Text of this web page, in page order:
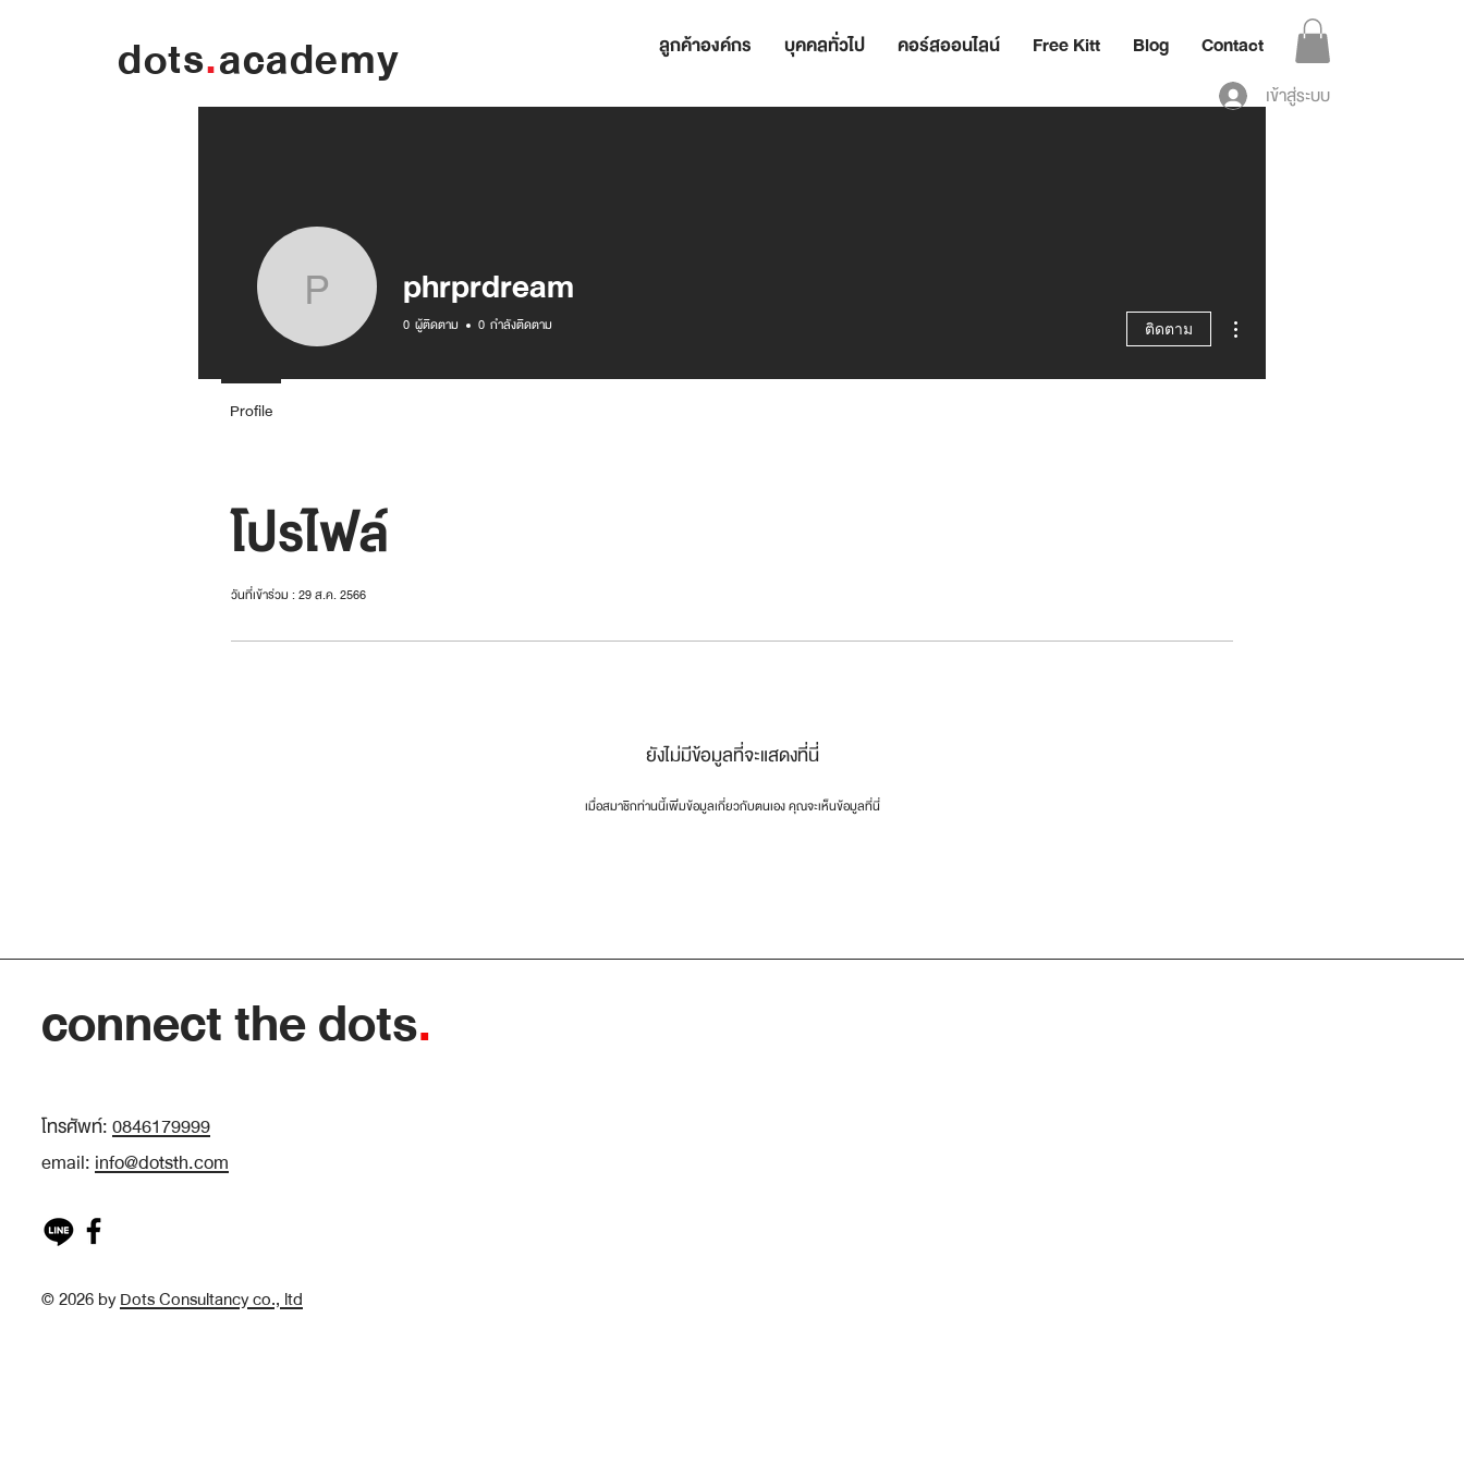
dots.academy ลูกค้าองค์กร บุคคลทั่วไป คอร์สออนไลน์ Free Kitt Blog Contact
เข้าสู่ระบบ
โปรไฟล์
วันที่เข้าร่วม : 29 ส.ค. 2566
ยังไม่มีข้อมูลที่จะแสดงที่นี่
เมื่อสมาชิกท่านนี้เพิ่มข้อมูลเกี่ยวกับตนเอง คุณจะเห็นข้อมูลที่นี่
phrprdream
phrprdream
0 ผู้ติดตาม 0 กำลังติดตาม ติดตาม
Profile
connect the dots.
โทรศัพท์:0846179999
email:info@dotsth.com
© 2026 byDots Consultancy co., ltd